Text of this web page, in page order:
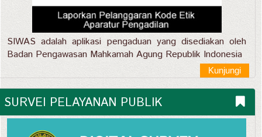
SIWAS adalah aplikasi pengaduan yang disediakan oleh
Badan Pengawasan Mahkamah Agung Republik Indonesia
Kunjungi
SURVEI PELAYANAN PUBLIK